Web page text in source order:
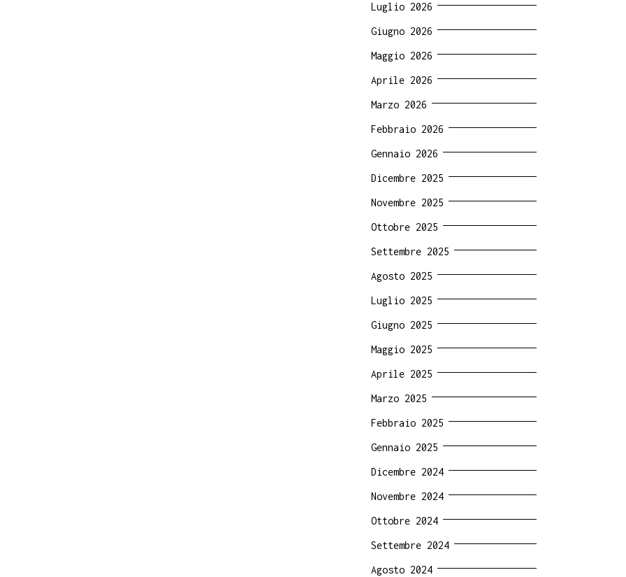
Luglio 2026
Giugno 2026
Maggio 2026
Aprile 2026
Marzo 2026
Febbraio 2026
Gennaio 2026
Dicembre 2025
Novembre 2025
Ottobre 2025
Settembre 2025
Agosto 2025
Luglio 2025
Giugno 2025
Maggio 2025
Aprile 2025
Marzo 2025
Febbraio 2025
Gennaio 2025
Dicembre 2024
Novembre 2024
Ottobre 2024
Settembre 2024
Agosto 2024